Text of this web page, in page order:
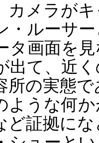
メラがキ
・ルーサ
タ画面を
出て、近
所の実態
ような何
ど証拠に